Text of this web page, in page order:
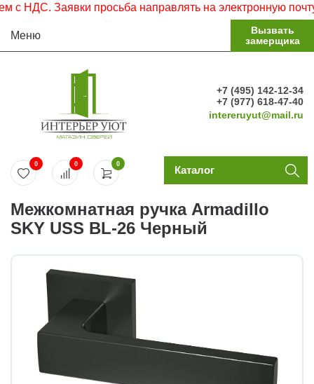
Заявки просьба направлять на электронную почту.
Меню
Вызвать
замерщика
+7 (495) 142-12-34
+7 (977) 618-47-40
intereruyut@mail.ru
0
0 0 Каталог
Межкомнатная ручка Armadillo
SKY USS BL-26 Черный